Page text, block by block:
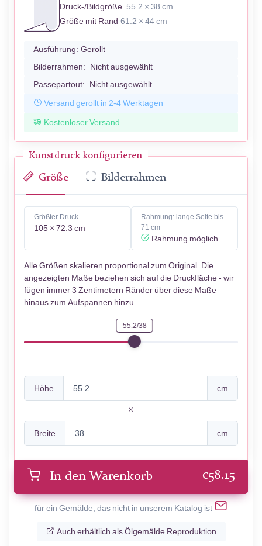
Druck-/Bildgröße 55.2 × 38 cm
Größe mit Rand 61.2 × 44 cm
Ausführung: Gerollt
Bilderrahmen: Nicht ausgewählt
Passepartout: Nicht ausgewählt
Versand gerollt in 2-4 Werktagen
Kostenloser Versand
Kunstdruck konfigurieren
Größe Bilderrahmen
Größter Druck
105 × 72.3 cm
Rahmung: lange Seite bis
71 cm
Rahmung möglich
Alle Größen skalieren proportional zum Original. Die
angezeigten Maße beziehen sich auf die Druckfläche - wir
fügen immer 3 Zentimetern Ränder über diese Maße
hinaus zum Aufspannen hinzu.
55.2/38
Höhe cm
Breite cm
In den Warenkorb €58.15
für ein Gemälde, das nicht in unserem Katalog ist
Auch erhältlich als Ölgemälde Reproduktion